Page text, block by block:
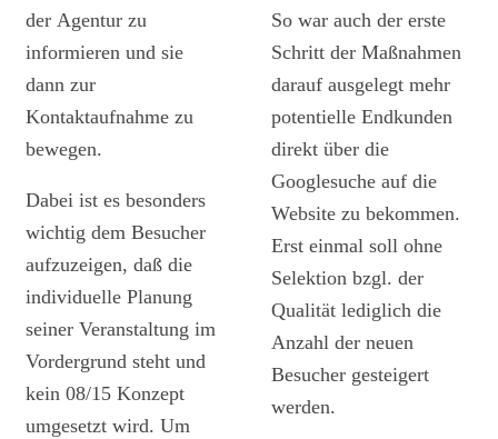
der Agentur zu
informieren und sie
dann zur
Kontaktaufnahme zu
bewegen.
Dabei ist es besonders
wichtig dem Besucher
aufzuzeigen, daß die
individuelle Planung
seiner Veranstaltung im
Vordergrund steht und
kein 08/15 Konzept
umgesetzt wird. Um
So war auch der erste
Schritt der Maßnahmen
darauf ausgelegt mehr
potentielle Endkunden
direkt über die
Googlesuche auf die
Website zu bekommen.
Erst einmal soll ohne
Selektion bzgl. der
Qualität lediglich die
Anzahl der neuen
Besucher gesteigert
werden.